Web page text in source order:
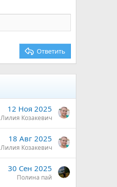
Ответить
12 Ноя 2025
Лилия Козакевич
18 Авг 2025
Лилия Козакевич
30 Сен 2025
Полина пай